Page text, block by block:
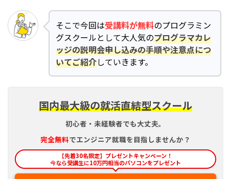
そこで今回は受講料が無料のプログラミン
グスクールとして大人気のプログラマカレ
ッジの説明会申し込みの手順や注意点につ
いてご紹介していきます。
国内最大級の就活直結型スクール
初心者・未経験者でも大丈夫。
完全無料でエンジニア就職を目指しませんか？
【先着30名限定】プレゼントキャンペーン！
今なら受講生に10万円相当のパソコンをプレゼント